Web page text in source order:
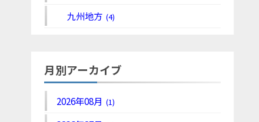
九州地方 (4)
月別アーカイブ
2026年08月 (1)